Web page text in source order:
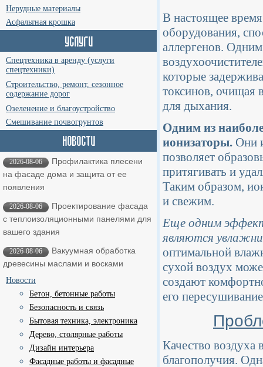
Нерудные материалы
Асфальтная крошка
Спецтехника в аренду (услуги
спецтехники)
Строительство, ремонт, сезонное
содержание дорог
Озеленение и благоустройство
Смешивание почвогрунтов
2026-08-06
Профилактика плесени
на фасаде дома и защита от ее
появления
2026-08-06
Проектирование фасада
с теплоизоляционными панелями для
вашего здания
2026-08-06
Вакуумная обработка
древесины маслами и восками
Новости
Бетон, бетонные работы
Безопасность и связь
Бытовая техника, электроника
Дерево, столярные работы
Дизайн интерьера
Фасадные работы и фасадные
В настоящее
оборудования,
аллергенов. Одним
которые
токсинов, очищая
для дыхания.
Одним из
ионизаторы. Они
позволяет
притягивать и
Таким образом,
и свежим.
Еще одним
являются
оптимальной
сухой воздух
создают
его
Качество воздуха
благополучия.